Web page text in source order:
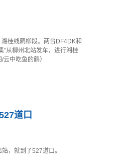
桂线鹧柳段。两台DF4DK和
”从柳州北站发车，进行湘桂
中吃鱼的鹤）
道口
，就到了527道口。